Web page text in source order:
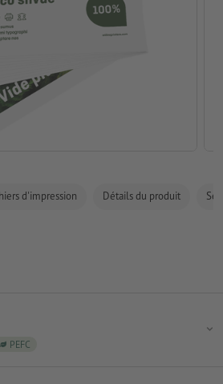
d'impression Détails du produit
d'article
PEFC